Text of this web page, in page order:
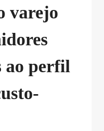
varejo
ao perfil